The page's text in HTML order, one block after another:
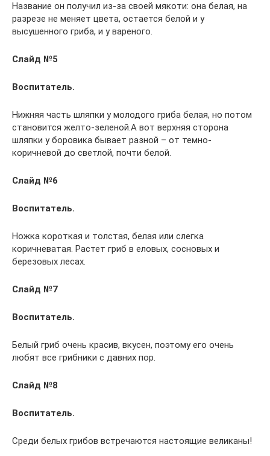
Название он получил из-за своей мякоти: она белая, на
разрезе не меняет цвета, остается белой и у
высушенного гриба, и у вареного.
Слайд №5
Воспитатель.
Нижняя часть шляпки у молодого гриба белая, но потом
становится желто-зеленой.А вот верхняя сторона
шляпки у боровика бывает разной – от темно-
коричневой до светлой, почти белой.
Слайд №6
Воспитатель.
Ножка короткая и толстая, белая или слегка
коричневатая. Растет гриб в еловых, сосновых и
березовых лесах.
Слайд №7
Воспитатель.
Белый гриб очень красив, вкусен, поэтому его очень
любят все грибники с давних пор.
Слайд №8
Воспитатель.
Среди белых грибов встречаются настоящие великаны!